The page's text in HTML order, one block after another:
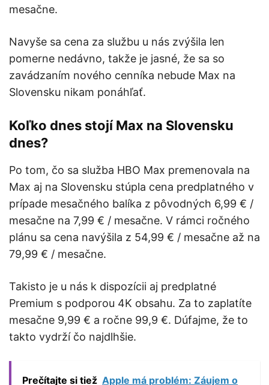
mesačne.
Navyše sa cena za službu u nás zvýšila len
pomerne nedávno, takže je jasné, že sa so
zavádzaním nového cenníka nebude Max na
Slovensku nikam ponáhľať.
Koľko dnes stojí Max na Slovensku
dnes?
Po tom, čo sa služba HBO Max premenovala na
Max aj na Slovensku stúpla cena predplatného v
prípade mesačného balíka z pôvodných 6,99 € /
mesačne na 7,99 € / mesačne. V rámci ročného
plánu sa cena navýšila z 54,99 € / mesačne až na
79,99 € / mesačne.
Takisto je u nás k dispozícii aj predplatné
Premium s podporou 4K obsahu. Za to zaplatíte
mesačne 9,99 € a ročne 99,9 €. Dúfajme, že to
takto vydrží čo najdlhšie.
Prečítajte si tiež Apple má problém: Záujem o